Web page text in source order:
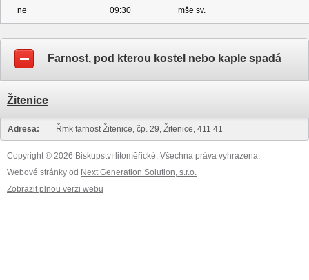
ne 09:30 mše sv.
Farnost, pod kterou kostel nebo kaple spadá
Žitenice
Adresa: Řmk farnost Žitenice, čp. 29, Žitenice, 411 41
Copyright © 2026 Biskupství litoměřické. Všechna práva vyhrazena.
Webové stránky od Next Generation Solution, s.r.o.
Zobrazit plnou verzi webu